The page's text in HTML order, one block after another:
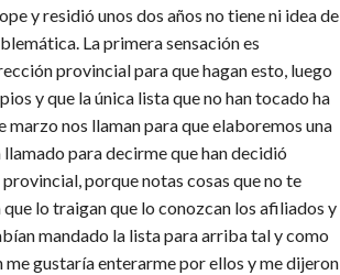
y residió unos dos años no tiene ni idea de
La primera sensación es
provincial para que hagan esto, luego
y que la única lista que no han tocado ha
marzo nos llaman para que elaboremos una
llamado para decirme que han decidió
porque notas cosas que no te
lo traigan que lo conozcan los afiliados y
mandado la lista para arriba tal y como
gustaría enterarme por ellos y me dijeron